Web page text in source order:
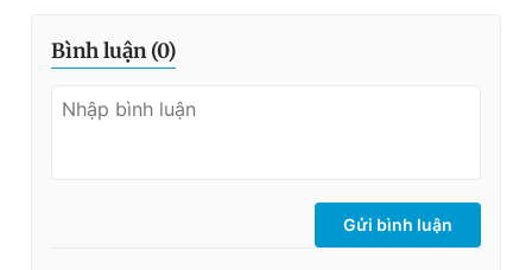
Bình luận (0)
Gửi bình luận